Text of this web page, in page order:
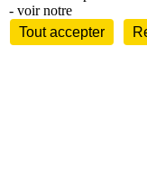
InterviewBiographies
- voir notre
Tout accepter